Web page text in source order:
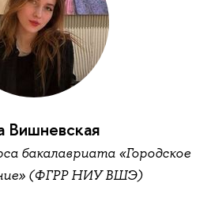
Вишневская
бакалавриата «Городское
(ФГРР НИУ ВШЭ)